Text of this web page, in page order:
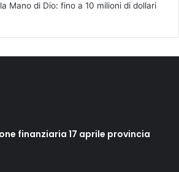
Mano di Dio: fino a 10 milioni di dollari
finanziaria 17 aprile provincia